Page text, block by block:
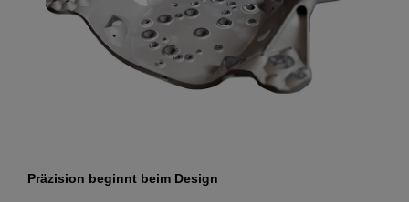
Präzision beginnt beim Design